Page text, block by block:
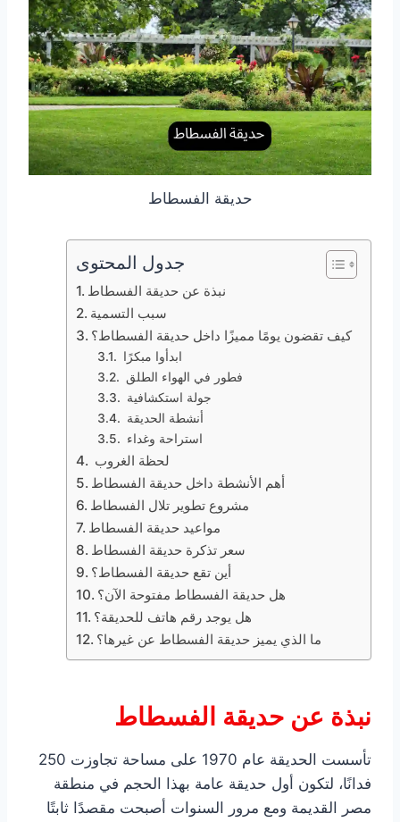
حديقة الفسطاط
جدول المحتوى
نبذة عن حديقة الفسطاط
سبب التسمية
كيف تقضون يومًا مميزًا داخل حديقة الفسطاط؟
ابدأوا مبكرًا
فطور في الهواء الطلق
جولة استكشافية
أنشطة الحديقة
استراحة وغداء
لحظة الغروب
أهم الأنشطة داخل حديقة الفسطاط
مشروع تطوير تلال الفسطاط
مواعيد حديقة الفسطاط
سعر تذكرة حديقة الفسطاط
أين تقع حديقة الفسطاط؟
هل حديقة الفسطاط مفتوحة الآن؟
هل يوجد رقم هاتف للحديقة؟
ما الذي يميز حديقة الفسطاط عن غيرها؟
نبذة عن حديقة الفسطاط
تأسست الحديقة عام 1970 على مساحة تجاوزت 250
فدانًا، لتكون أول حديقة عامة بهذا الحجم في منطقة
مصر القديمة ومع مرور السنوات أصبحت مقصدًا ثابتًا